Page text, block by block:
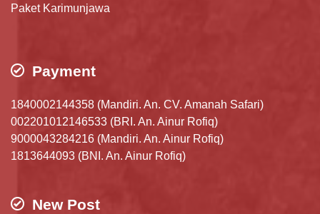
Paket Karimunjawa
Payment
1840002144358 (Mandiri. An. CV. Amanah Safari)
002201012146533 (BRI. An. Ainur Rofiq)
9000043284216 (Mandiri. An. Ainur Rofiq)
1813644093 (BNI. An. Ainur Rofiq)
New Post